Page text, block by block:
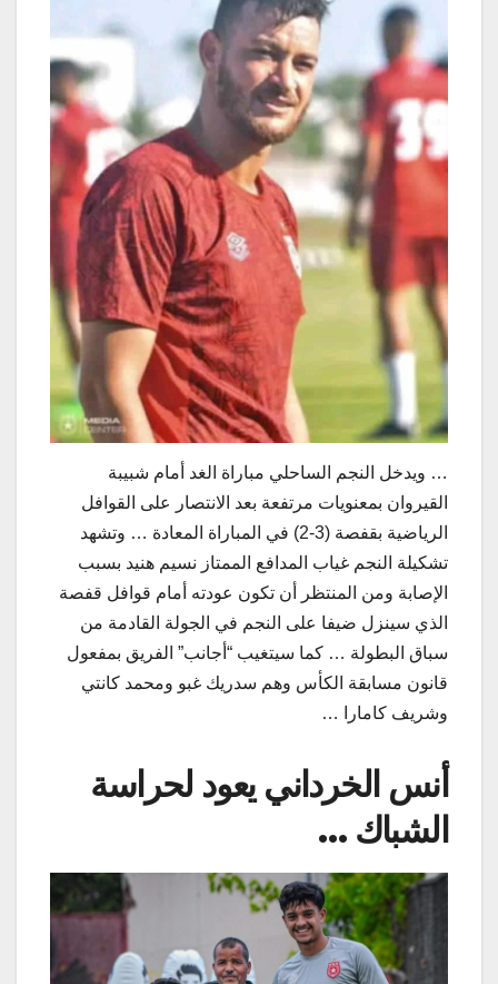
… ويدخل النجم الساحلي مباراة الغد أمام شبيبة
القيروان بمعنويات مرتفعة بعد الانتصار على القوافل
الرياضية بقفصة (3-2) في المباراة المعادة … وتشهد
تشكيلة النجم غياب المدافع الممتاز نسيم هنيد بسبب
الإصابة ومن المنتظر أن تكون عودته أمام قوافل قفصة
الذي سينزل ضيفا على النجم في الجولة القادمة من
سباق البطولة … كما سيتغيب “أجانب” الفريق بمفعول
قانون مسابقة الكأس وهم سدريك غبو ومحمد كانتي
وشريف كامارا …
أنس الخرداني يعود لحراسة
الشباك …